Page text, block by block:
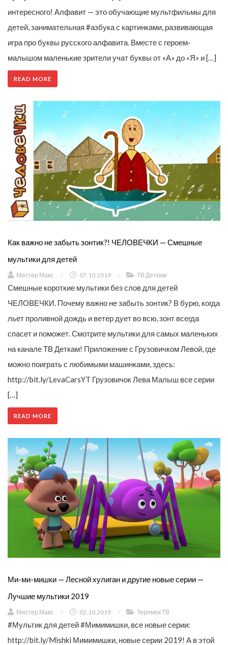
интересного! Алфавит — это обучающие мультфильмы для
детей, занимательная #азбука с картинками, развивающая
игра про буквы русского алфавита. Вместе с героем-
малышом маленькие зрители учат буквы от «А» до «Я» и […]
READ MORE
Как важно не забыть зонтик?! ЧЕЛОВЕЧКИ — Смешные
мультики для детей
Мистер Макс / 07.10.2019 / ТВ Деткам
Смешные короткие мультики без слов для детей
ЧЕЛОВЕЧКИ. Почему важно не забыть зонтик? В бурю, когда
льет проливной дождь и ветер дует во всю, зонт всегда
спасет и поможет. Смотрите мультики для самых маленьких
на канале ТВ Деткам! Приложение с Грузовичком Левой, где
можно поиграть с любимыми машинками, здесь:
http://bit.ly/LevaCarsYT Грузовичок Лева Малыш все серии
[…]
READ MORE
Ми-ми-мишки — Лесной хулиган и другие новые серии —
Лучшие мультики 2019
Мистер Макс / 02.10.2019 / Теремок ТВ
#Мультик для детей #Мимимишки, все новые серии:
http://bit.ly/Mishki Мимимишки, новые серии 2019! А в этой